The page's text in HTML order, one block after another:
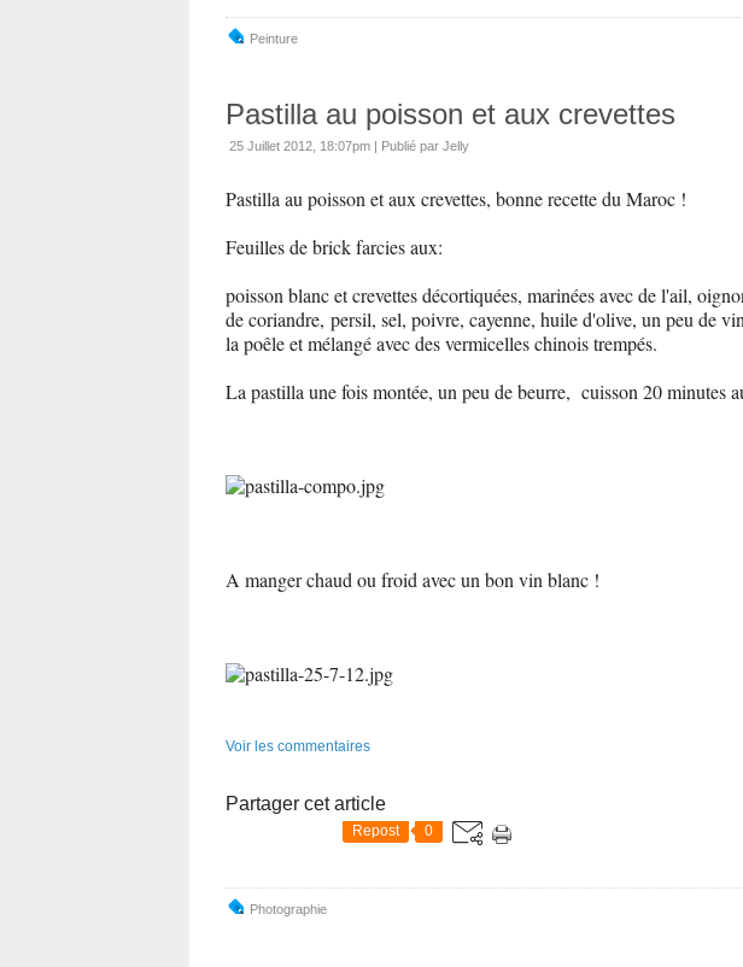
Peinture
Pastilla au poisson et aux crevettes
25 Juillet 2012, 18:07pm | Publié par Jelly
Pastilla au poisson et aux crevettes, bonne recette du Maroc !
Feuilles de brick farcies aux:
poisson blanc et crevettes décortiquées, marinées avec de l'ail,
de coriandre, persil, sel, poivre, cayenne, huile d'olive, un peu de
la poêle et mélangé avec des vermicelles chinois trempés.
La pastilla une fois montée, un peu de beurre, cuisson 20 minutes
A manger chaud ou froid avec un bon vin blanc !
Voir les commentaires
Partager cet article
Repost 0
Photographie